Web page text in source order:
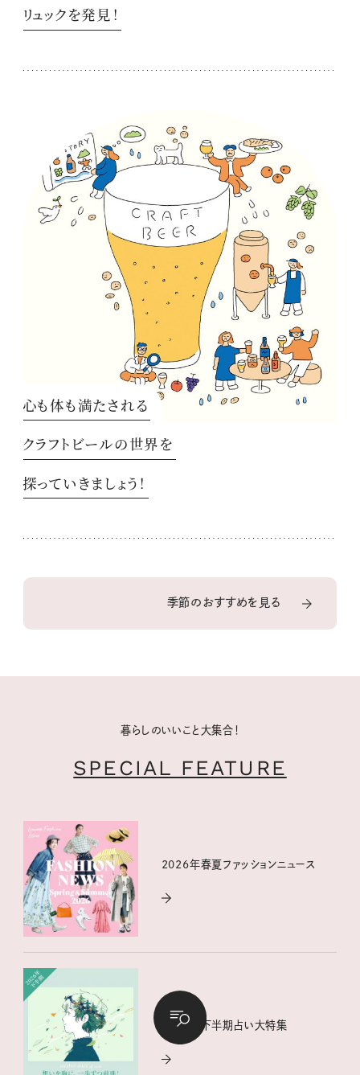
リュックを発見！
心も体も満たされる
クラフトビールの世界を
探っていきましょう！
季節のおすすめを見る
暮らしのいいこと大集合！
SPECIAL FEATURE
2026年春夏ファッションニュース
2026年下半期占い大特集